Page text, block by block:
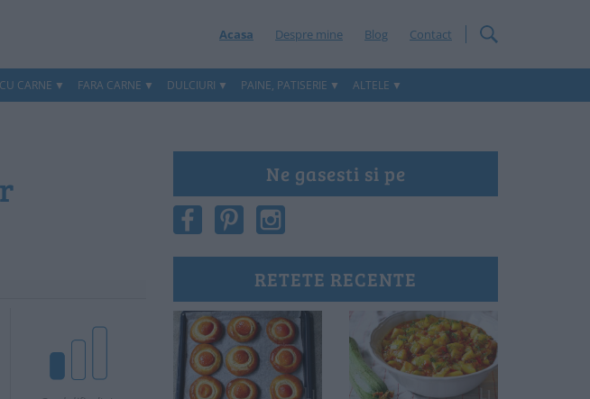
Acasa Despre mine Blog Contact
CARNE FARA CARNE DULCIURI PAINE, PATISERIE ALTELE
Ne gasesti si pe
RETETE RECENTE